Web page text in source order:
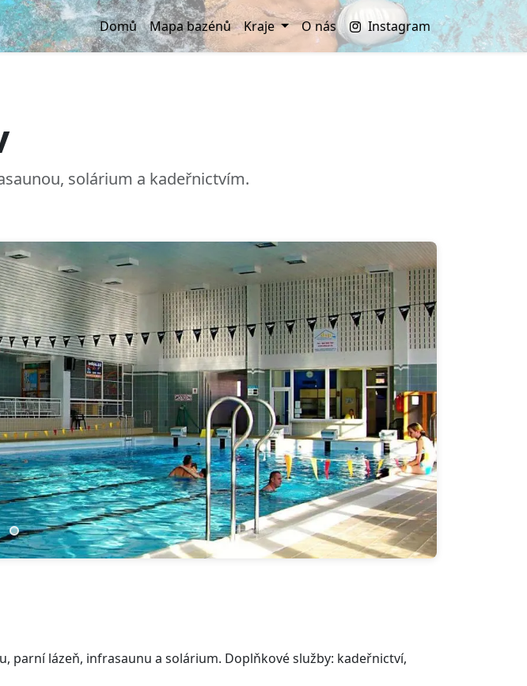
Domů Mapa bazénů Kraje O nás Instagram
solárium a kadeřnictvím.
parní lázeň, infrasaunu a solárium. Doplňkové služby: kadeřnictví,